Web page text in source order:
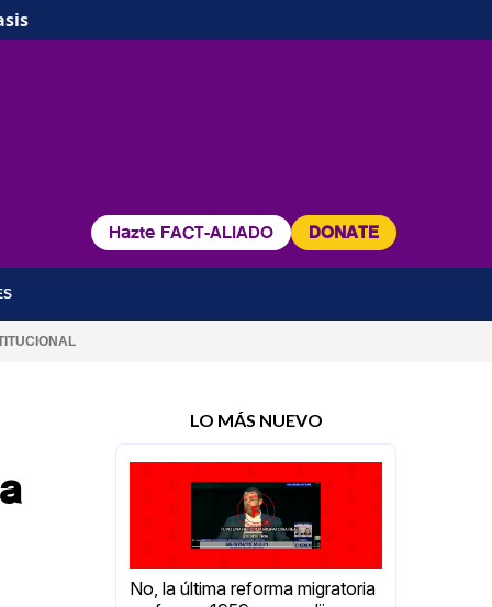
Hazte FACT-ALIADO DONATE
LO MÁS NUEVO
No, la última reforma migratoria